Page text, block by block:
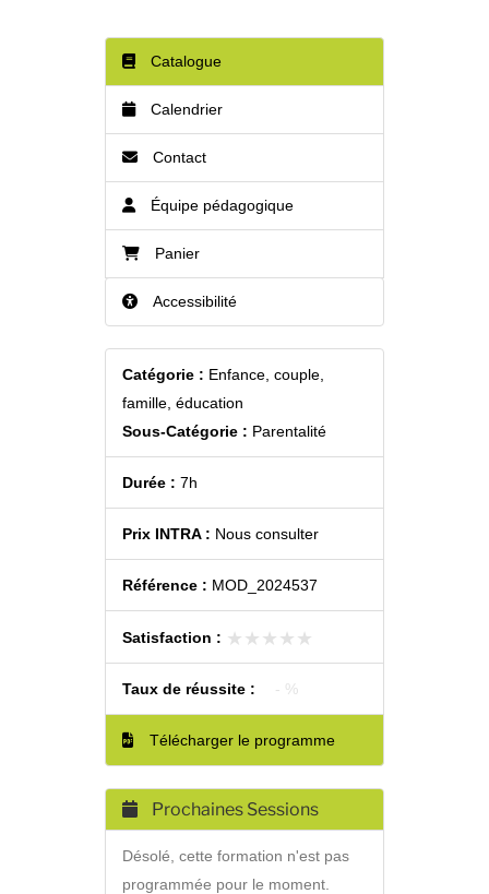
Catalogue
Calendrier
Contact
Équipe pédagogique
Panier
Accessibilité
Catégorie : Enfance, couple,
famille, éducation
Sous-Catégorie : Parentalité
Durée : 7h
Prix INTRA : Nous consulter
Référence : MOD_2024537
Satisfaction : ★★★★★
★★★★★
Taux de réussite : - %
Télécharger le programme
Prochaines Sessions
Désolé, cette formation n'est pas
programmée pour le moment.